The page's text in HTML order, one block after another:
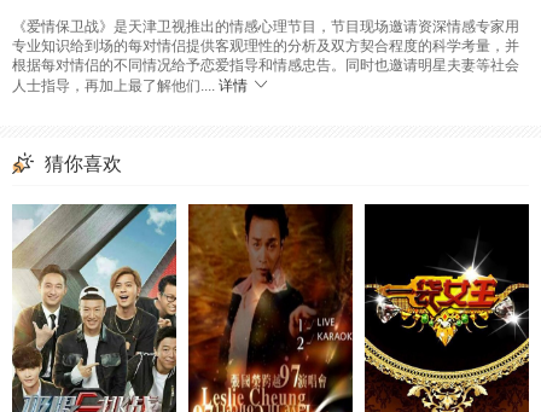
《爱情保卫战》是天津卫视推出的情感心理节目，节目现场邀请资深情感专家用
专业知识给到场的每对情侣提供客观理性的分析及双方契合程度的科学考量，并
根据每对情侣的不同情况给予恋爱指导和情感忠告。同时也邀请明星夫妻等社会
人士指导，再加上最了解他们.... 详情
猜你喜欢